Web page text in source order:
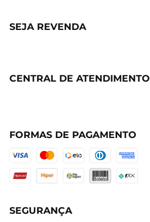
SEJA REVENDA
CENTRAL DE ATENDIMENTO
FORMAS DE PAGAMENTO
SEGURANÇA